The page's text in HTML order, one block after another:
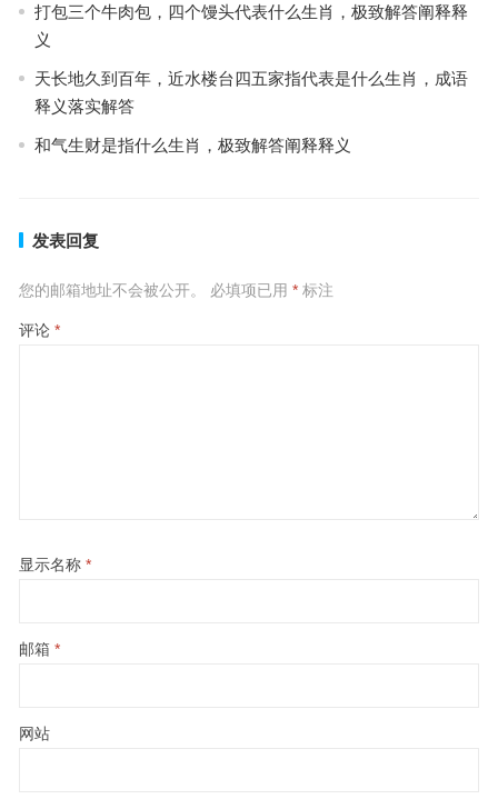
打包三个牛肉包，四个馒头代表什么生肖，极致解答阐释释
义
天长地久到百年，近水楼台四五家指代表是什么生肖，成语
释义落实解答
和气生财是指什么生肖，极致解答阐释释义
发表回复
您的邮箱地址不会被公开。 必填项已用 *标注
评论 *
显示名称 *
邮箱 *
网站